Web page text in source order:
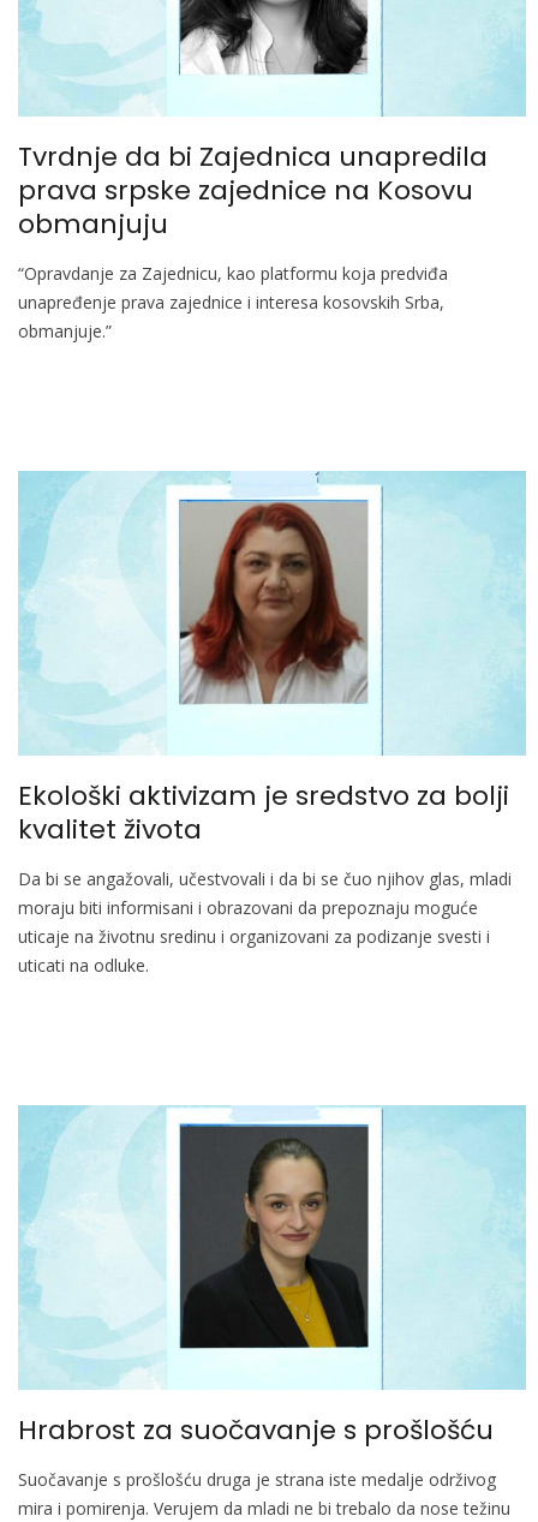
Tvrdnje da bi Zajednica unapredila
prava srpske zajednice na Kosovu
obmanjuju
“Opravdanje za Zajednicu, kao platformu koja predviđa
unapređenje prava zajednice i interesa kosovskih Srba,
obmanjuje.”
Ekološki aktivizam je sredstvo za bolji
kvalitet života
Da bi se angažovali, učestvovali i da bi se čuo njihov glas, mladi
moraju biti informisani i obrazovani da prepoznaju moguće
uticaje na životnu sredinu i organizovani za podizanje svesti i
uticati na odluke.
Hrabrost za suočavanje s prošlošću
Suočavanje s prošlošću druga je strana iste medalje održivog
mira i pomirenja. Verujem da mladi ne bi trebalo da nose težinu